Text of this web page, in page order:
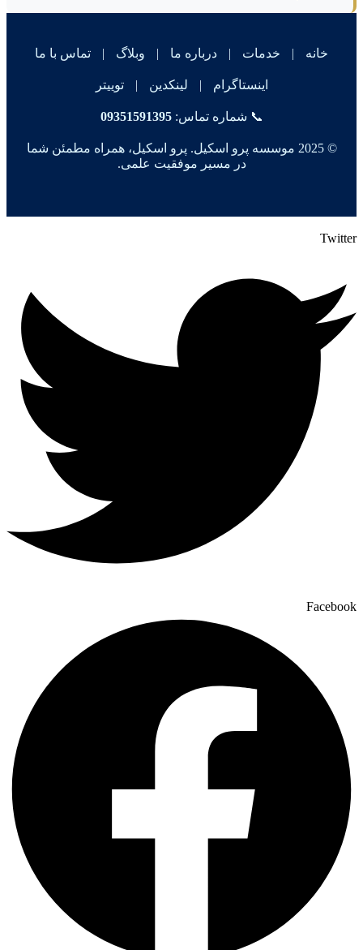
خانه | خدمات | درباره ما | وبلاگ | تماس با ما
اینستاگرام | لینکدین | توییتر
📞 شماره تماس:09351591395
© 2025 موسسه پرو اسکیل. پرو اسکیل، همراه مطمئن شما
در مسیر موفقیت علمی.
Twitter
Facebook